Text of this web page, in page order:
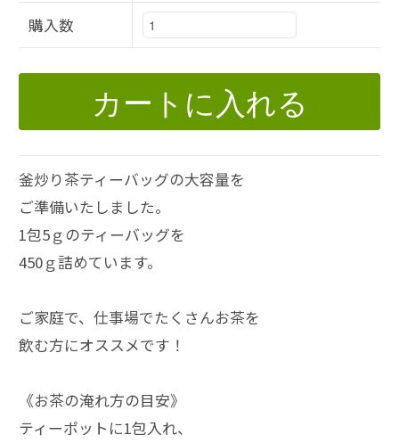
購入数
カートに入れる
釜炒り茶ティーバッグの大容量を
ご準備いたしました。
1包5ｇのティーバッグを
450ｇ詰めています。
ご家庭で、仕事場でたくさんお茶を
飲む方にオススメです！
《お茶の淹れ方の目安》
ティーポットに1包入れ、